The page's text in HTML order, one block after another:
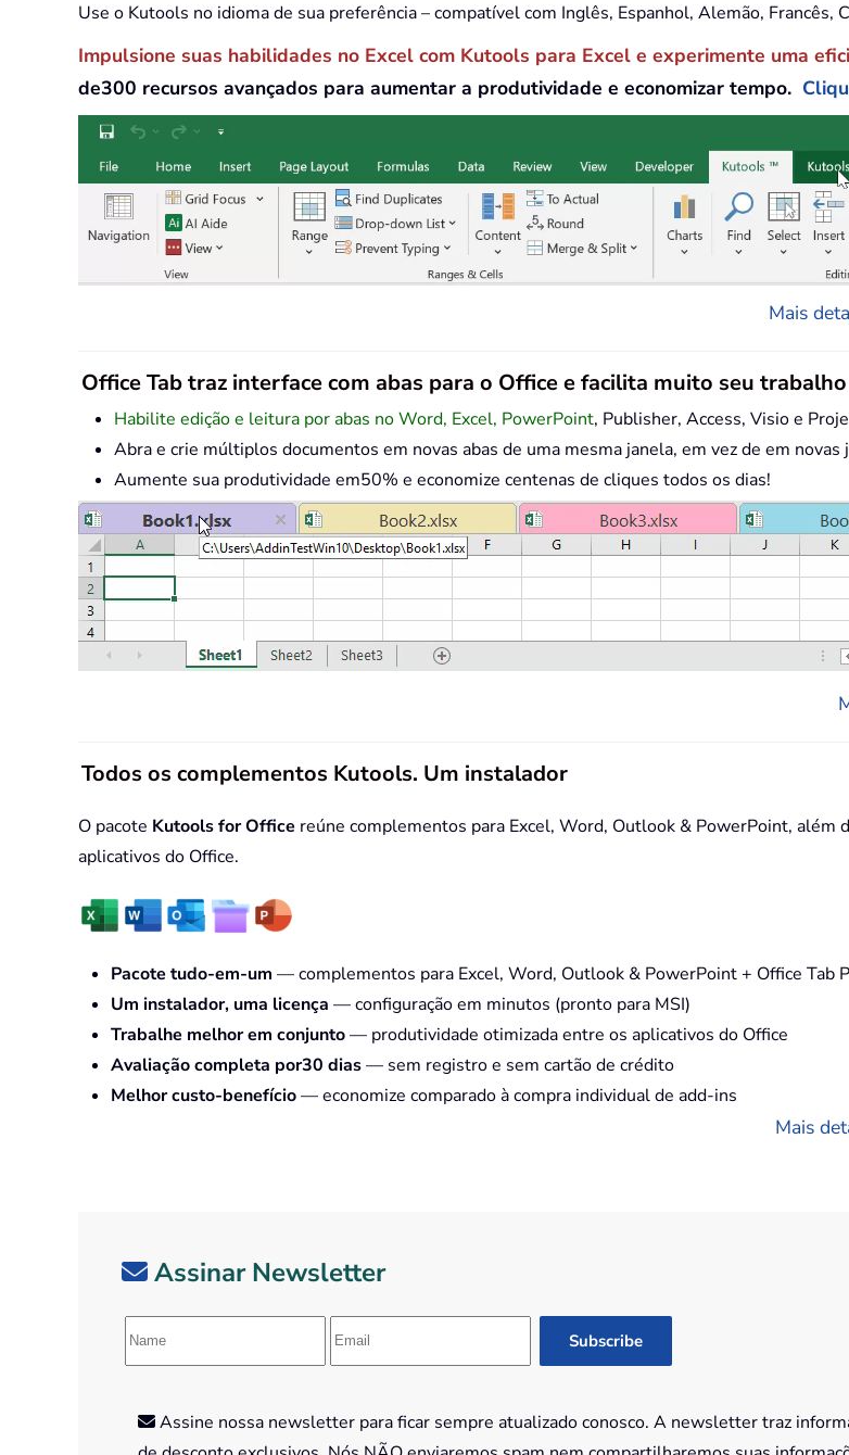
Use o Kutools no idioma de sua preferência – compatível com Inglês, Espanhol, Alemão, Francês,
Impulsione suas habilidades no Excel com Kutools para Excel e experimente uma
de300 recursos avançados para aumentar a produtividade e economizar tempo.
Mais
Office Tab traz interface com abas para o Office e facilita muito seu trabalho
Habilite edição e leitura por abas no Word, Excel, PowerPoint, Publisher, Access, Visio e
Abra e crie múltiplos documentos em novas abas de uma mesma janela, em vez de em novas
Aumente sua produtividade em50% e economize centenas de cliques todos os dias!
Todos os complementos Kutools. Um instalador
O pacote Kutools for Office reúne complementos para Excel, Word, Outlook & PowerPoint, além
aplicativos do Office.
Pacote tudo-em-um — complementos para Excel, Word, Outlook & PowerPoint + Office Tab
Um instalador, uma licença — configuração em minutos (pronto para MSI)
Trabalhe melhor em conjunto— produtividade otimizada entre os aplicativos do Office
Avaliação completa por30 dias— sem registro e sem cartão de crédito
Melhor custo-benefício— economize comparado à compra individual de add-ins
Mais
Assinar Newsletter
Assine nossa newsletter para ficar sempre atualizado conosco. A newsletter traz